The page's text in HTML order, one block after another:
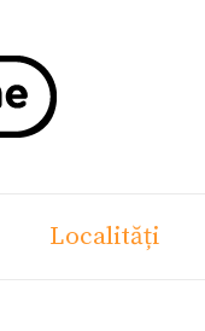
Localități